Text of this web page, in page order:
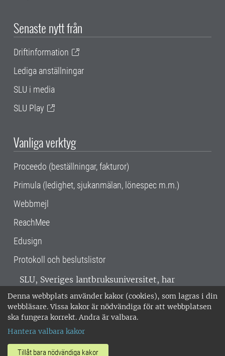
Denna webbplats använder kakor (cookies), som lagras i din
webbläsare. Vissa kakor är nödvändiga för att webbplatsen
ska fungera korrekt. Andra är valbara.
Hantera valbara kakor
Tillåt bara nödvändiga kakor
Senaste nytt från
Driftinformation
Lediga anställningar
SLU i media
SLU Play
Vanliga verktyg
Proceedo (beställningar, fakturor)
Primula (ledighet, sjukanmälan, lönespec m.m.)
Webbmejl
ReachMee
Edusign
Protokoll och beslutslistor
SLU, Sveriges lantbruksuniversitet, har
verksamhet över hela Sverige. Huvudorter är
Alnarp, Uppsala och Umeå.SLU är
miljöcertifierat enligt ISO 14001. •
018-67 10 00 • Org nr: 202100-2817 •
Om SLU:s webbplatser